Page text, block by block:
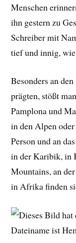
Menschen
ihn gestern zu
Schreiber mit
tief und innig,
Besonders an
prägten, stößt
Pamplona und
in den Alpen
Person und an
in der Karibik, in
Mountains, an
in Afrika finden